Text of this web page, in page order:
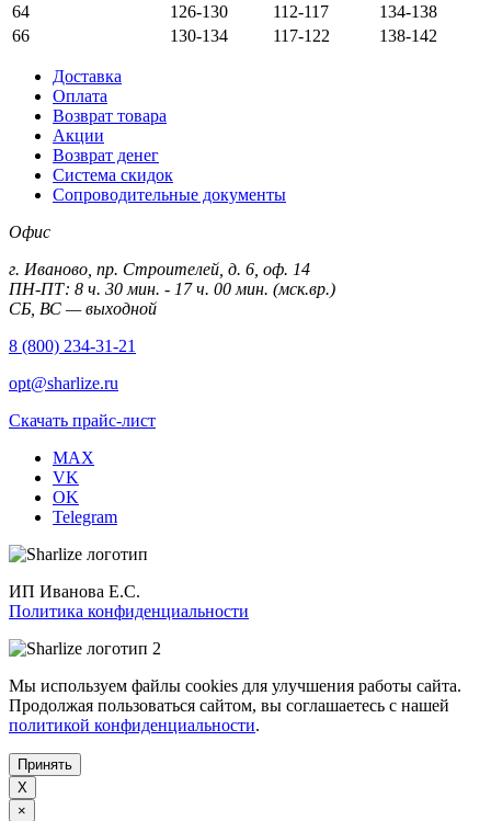
64
126-130 112-117
134-138
66
130-134 117-122 138-142
Доставка
Оплата
Возврат товара
Акции
Возврат денег
Система скидок
Сопроводительные документы
Офис
г. Иваново, пр. Строителей, д. 6, оф. 14
ПН-ПТ: 8 ч. 30 мин. - 17 ч. 00 мин. (мск.вр.)
СБ, ВС — выходной
8 (800) 234-31-21
opt@sharlize.ru
Скачать прайс-лист
MAX
VK
OK
Telegram
ИП Иванова Е.С.
Политика конфиденциальности
Мы используем файлы cookies для улучшения работы сайта.
Продолжая пользоваться сайтом, вы соглашаетесь с нашей
политикой конфиденциальности.
Принять
X
×